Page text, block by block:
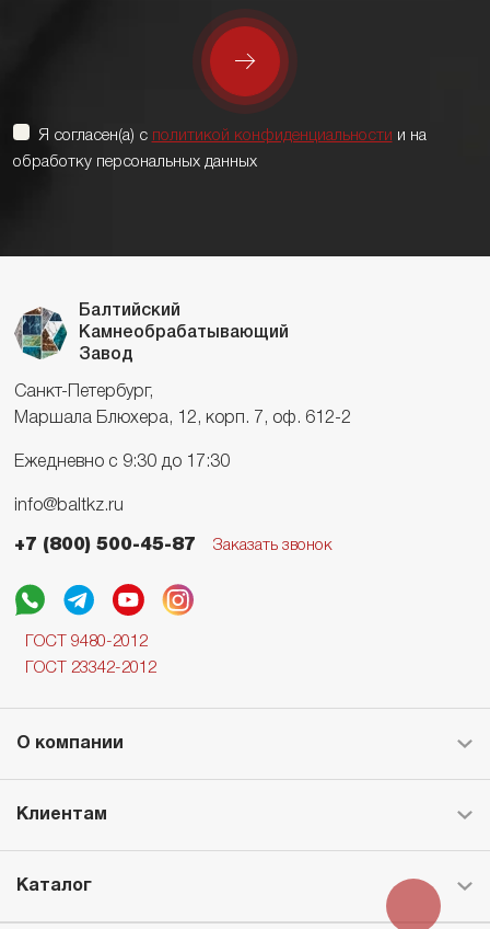
Я согласен(а) с политикой конфиденциальности и на
обработку персональных данных
Балтийский
Камнеобрабатывающий
Завод
Санкт-Петербург,
Маршала Блюхера, 12, корп. 7, оф. 612-2
Ежедневно с 9:30 до 17:30
info@baltkz.ru
+7 (800) 500-45-87 Заказать звонок
ГОСТ 9480-2012
ГОСТ 23342-2012
О компании
Клиентам
Каталог